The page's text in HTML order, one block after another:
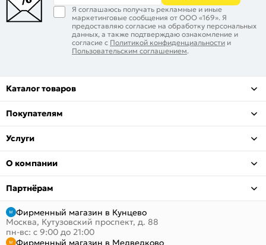
Я соглашаюсь получать рекламные и иные
маркетинговые сообщения от ООО «169». Я
предоставляю согласие на обработку персональных
данных, а также подтверждаю ознакомление и
согласие с Политикой конфиденциальности и
Пользовательским соглашением.
Каталог товаров
Покупателям
Услуги
О компании
Партнёрам
Фирменный магазин в Кунцево
Москва, Кутузовский проспект, д. 88
пн-вс: с 9:00 до 21:00
Фирменный магазин в Медведково